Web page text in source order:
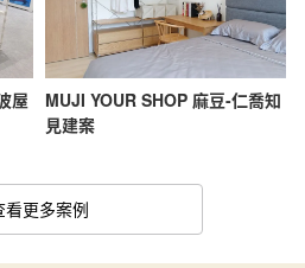
屋
MUJI YOUR SHOP 麻豆-仁喬知
見建案
看更多案例